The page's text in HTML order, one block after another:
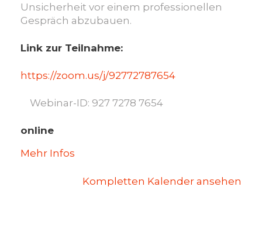
Unsicherheit vor einem professionellen
Gespräch abzubauen.
Link zur Teilnahme:
https://zoom.us/j/92772787654
Webinar-ID: 927 7278 7654
online
Mehr Infos
Kompletten Kalender ansehen